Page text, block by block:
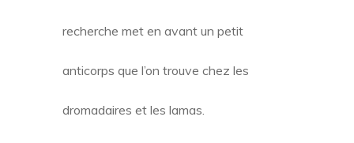
recherche met en avant un petit
anticorps que l’on trouve chez les
dromadaires et les lamas.